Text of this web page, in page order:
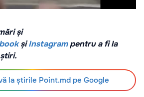
și
șiInstagrampentru a fi la
la știrile Point.md pe Google